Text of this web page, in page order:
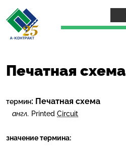
Печатная схема
термин: Печатная схема
англ. Printed Circuit
значение термина: